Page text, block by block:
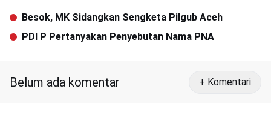
Besok, MK Sidangkan Sengketa Pilgub Aceh
PDI P Pertanyakan Penyebutan Nama PNA
Belum ada komentar + Komentari